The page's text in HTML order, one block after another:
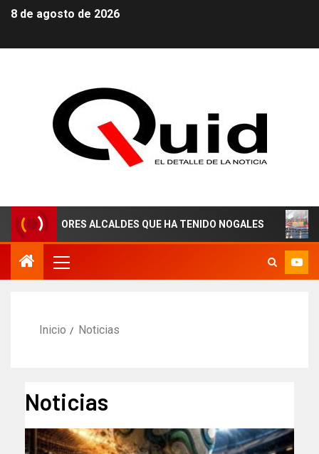
8 de agosto de 2026
ALCALDES QUE HA TENIDO NOGALES ¡AGUAS
Inicio Noticias
Noticias